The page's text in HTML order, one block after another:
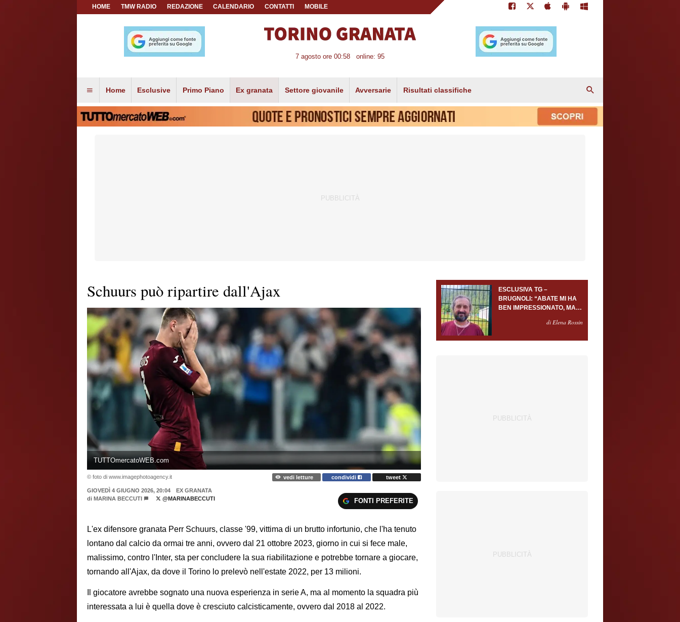
HOME TMW RADIO REDAZIONE CALENDARIO CONTATTI MOBILE
7 agosto ore 00:58 online: 95
Home Esclusive Primo Piano Ex granata Settore giovanile Avversarie Risultati classifiche
Schuurs può ripartire dall'Ajax
TUTTOmercatoWEB.com
© foto di www.imagephotoagency.it vedi letture condividi tweet
GIOVEDÌ 4 GIUGNO 2026, 20:04
EX GRANATA
di MARINA BECCUTI @MARINABECCUTI FONTI PREFERITE
L'ex difensore granata Perr Schuurs, classe '99, vittima di un brutto infortunio, che l'ha tenuto
lontano dal calcio da ormai tre anni, ovvero dal 21 ottobre 2023, giorno in cui si fece male,
malissimo, contro l'Inter, sta per concludere la sua riabilitazione e potrebbe tornare a giocare,
tornando all'Ajax, da dove il Torino lo prelevò nell'estate 2022, per 13 milioni.
Il giocatore avrebbe sognato una nuova esperienza in serie A, ma al momento la squadra più
interessata a lui è quella dove è cresciuto calcisticamente, ovvero dal 2018 al 2022.
ESCLUSIVA TG –
BRUGNOLI: “ABATE MI HA
BEN IMPRESSIONATO, MA
PORTIERE SERVONOdi Elena Rossin